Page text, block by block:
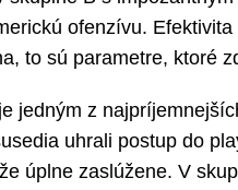
ofenzívu.
to sú parametre, ktoré
jedným z
uhrali postup do
úplne zaslúžene. V